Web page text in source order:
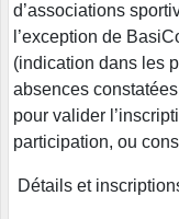
d’associations
l’exception de
(indication dans les
absences
pour valider
participation, ou
Détails et